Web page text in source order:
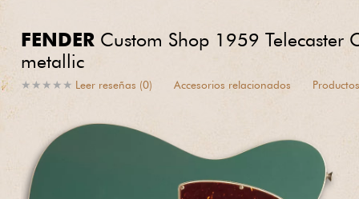
Sintetizadores & samplers
Micros
FENDERCustom Shop 1959 Telecaster
metallic
★★ ★ ★ ★
★★ ★ ★ ★ Leer reseñas (0) Accesorios relacionados